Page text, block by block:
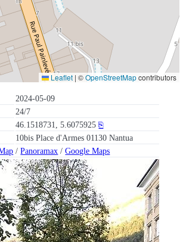
2024-05-09
24/7
46.1518731, 5.6075925 ⎘
10bis Place d'Armes 01130 Nantua
/Panoramax /Google Maps
Leaflet | ©OpenStreetMapcontributors